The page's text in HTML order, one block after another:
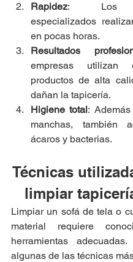
Rapidez: Los
especializados
en pocas horas.
Resultados
empresas utilizan
productos de alta
dañan la tapicería.
Higiene total:
manchas, también
ácaros y bacterias.
Técnicas
limpiar
Limpiar un sofá de tela o
material requiere
herramientas
algunas de las técnicas